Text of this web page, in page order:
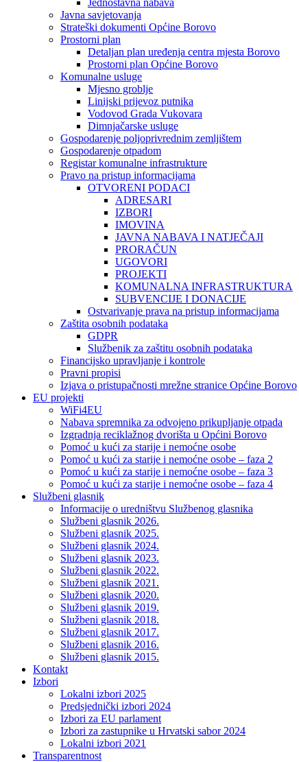
Jednostavna nabava
Javna savjetovanja
Strateški dokumenti Općine Borovo
Prostorni plan
Detaljan plan uređenja centra mjesta Borovo
Prostorni plan Općine Borovo
Komunalne usluge
Mjesno groblje
Linijski prijevoz putnika
Vodovod Grada Vukovara
Dimnjačarske usluge
Gospodarenje poljoprivrednim zemljištem
Gospodarenje otpadom
Registar komunalne infrastrukture
Pravo na pristup informacijama
OTVORENI PODACI
ADRESARI
IZBORI
IMOVINA
JAVNA NABAVA I NATJEČAJI
PRORAČUN
UGOVORI
PROJEKTI
KOMUNALNA INFRASTRUKTURA
SUBVENCIJE I DONACIJE
Ostvarivanje prava na pristup informacijama
Zaštita osobnih podataka
GDPR
Službenik za zaštitu osobnih podataka
Financijsko upravljanje i kontrole
Pravni propisi
Izjava o pristupačnosti mrežne stranice Općine Borovo
EU projekti
WiFi4EU
Nabava spremnika za odvojeno prikupljanje otpada
Izgradnja reciklažnog dvorišta u Općini Borovo
Pomoć u kući za starije i nemoćne osobe
Pomoć u kući za starije i nemoćne osobe – faza 2
Pomoć u kući za starije i nemoćne osobe – faza 3
Pomoć u kući za starije i nemoćne osobe – faza 4
Službeni glasnik
Informacije o uredništvu Službenog glasnika
Službeni glasnik 2026.
Službeni glasnik 2025.
Službeni glasnik 2024.
Službeni glasnik 2023.
Službeni glasnik 2022.
Službeni glasnik 2021.
Službeni glasnik 2020.
Službeni glasnik 2019.
Službeni glasnik 2018.
Službeni glasnik 2017.
Službeni glasnik 2016.
Službeni glasnik 2015.
Kontakt
Izbori
Lokalni izbori 2025
Predsjednički izbori 2024
Izbori za EU parlament
Izbori za zastupnike u Hrvatski sabor 2024
Lokalni izbori 2021
Transparentnost